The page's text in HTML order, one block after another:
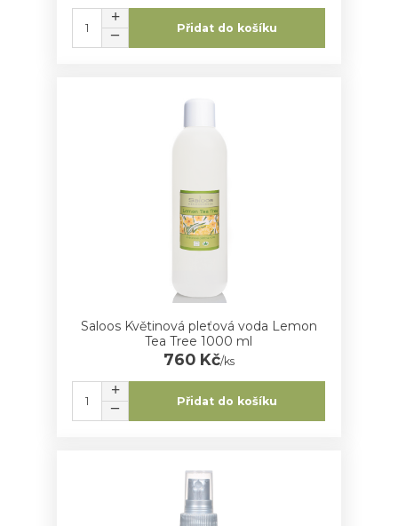
Přidat do košíku
Saloos Květinová pleťová voda Lemon
Tea Tree 1000 ml
760 Kč/ks
Přidat do košíku